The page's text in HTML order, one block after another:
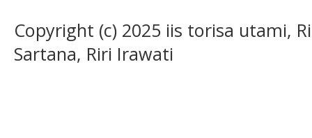
Copyright (c) 2025 iis torisa utami,
Sartana, Riri Irawati